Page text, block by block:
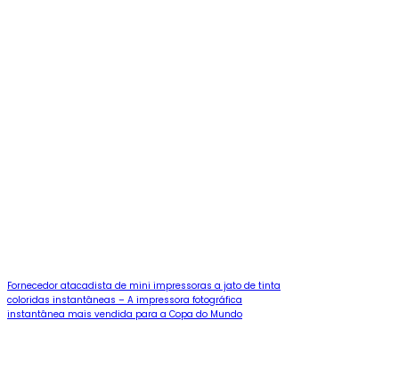
Fornecedor atacadista de mini impressoras a jato de tinta
coloridas instantâneas – A impressora fotográfica
instantânea mais vendida para a Copa do Mundo